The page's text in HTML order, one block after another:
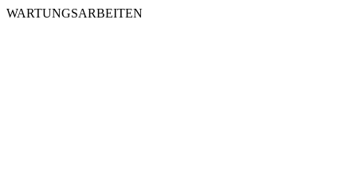
WARTUNGSARBEITEN